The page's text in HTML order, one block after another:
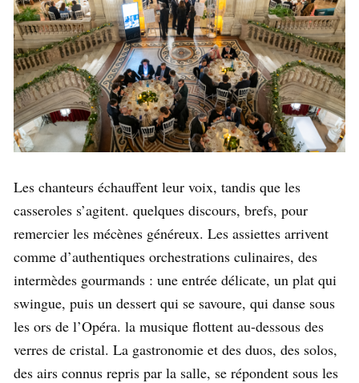
Les chanteurs échauffent leur voix, tandis que les
casseroles s’agitent. quelques discours, brefs, pour
remercier les mécènes généreux. Les assiettes arrivent
comme d’authentiques orchestrations culinaires, des
intermèdes gourmands : une entrée délicate, un plat qui
swingue, puis un dessert qui se savoure, qui danse sous
les ors de l’Opéra. la musique flottent au-dessous des
verres de cristal. La gastronomie et des duos, des solos,
des airs connus repris par la salle, se répondent sous les